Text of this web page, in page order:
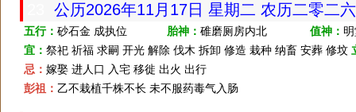
公历2026年11月17日 星期二 农历二零二
五行： 砂石金 成执位 胎神： 碓磨厕房内北 值神：
宜： 祭祀 祈福 求嗣 开光 解除 伐木 拆卸 修造 栽种 纳畜 安葬 修坟
忌： 嫁娶 进人口 入宅 移徙 出火 出行
彭祖： 乙不栽植千株不长 未不服药毒气入肠